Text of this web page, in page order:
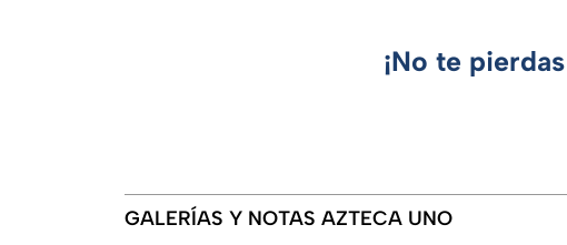
¡No te
GALERÍAS Y NOTAS AZTECA UNO